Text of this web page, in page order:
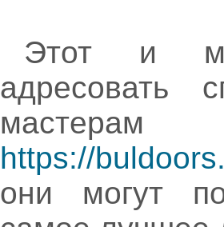
Этот и
адресовать
https://
они могут